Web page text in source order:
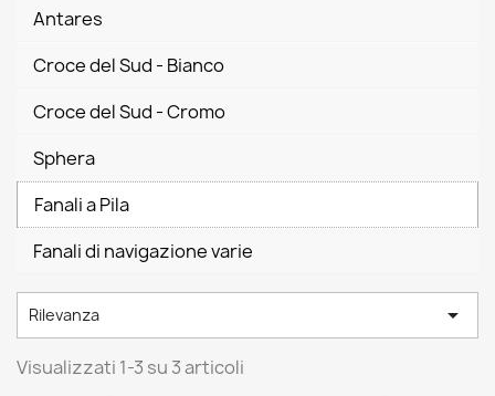
Antares
Croce del Sud - Bianco
Croce del Sud - Cromo
Sphera
Fanali a Pila
Fanali di navigazione varie
Rilevanza 
Visualizzati 1-3 su 3 articoli